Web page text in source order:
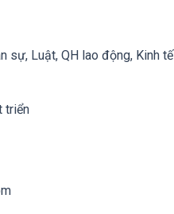
sự, Luật, QH lao động, Kinh tế
triển